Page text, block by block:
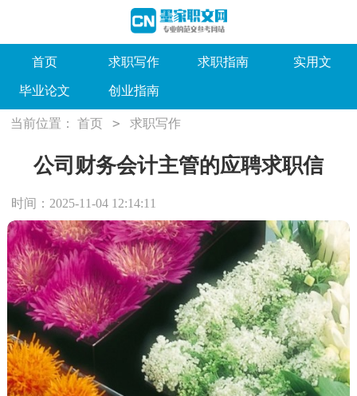
首页 求职写作 求职指南 实用文
毕业论文 创业指南
当前位置： 首页 > 求职写作
公司财务会计主管的应聘求职信
时间：2025-11-04 12:14:11